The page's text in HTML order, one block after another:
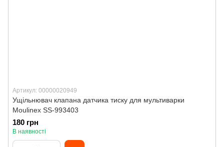
Артикул: 00000020949
Ущільнювач клапана датчика тиску для мультиварки
Moulinex SS-993403
180 грн
В наявності